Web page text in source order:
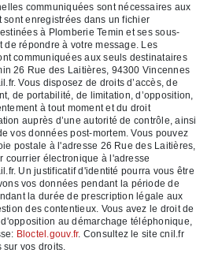
communiquées sont nécessaires aux
sont enregistrées dans un fichier
à Plomberie Temin et ses sous-
de répondre à votre message. Les
communiquées aux seuls destinataires
26 Rue des Laitières, 94300 Vincennes
Vous disposez de droits d’accès, de
de portabilité, de limitation, d’opposition,
à tout moment et du droit
auprès d’une autorité de contrôle, ainsi
vos données post-mortem. Vous pouvez
postale à l'adresse 26 Rue des Laitières,
courrier électronique à l'adresse
Un justificatif d'identité pourra vous être
vos données pendant la période de
la durée de prescription légale aux
des contentieux. Vous avez le droit de
au démarchage téléphonique,
Bloctel.gouv.fr. Consultez le site cnil.fr
vos droits.